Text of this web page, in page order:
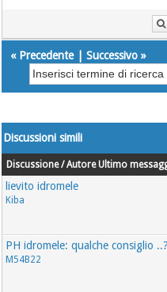
« Precedente|Successivo »
Discussioni simili
Discussione / Autore Ultimo
lievito idromele
Kiba
PH idromele: qualche consiglio ..?
M54B22